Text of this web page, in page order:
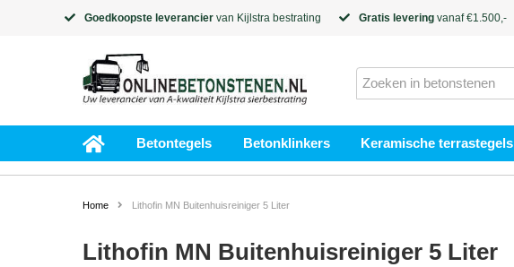
Goedkoopste leverancier van Kijlstra bestrating Gratis levering vanaf €1.500,-
Betontegels Betonklinkers Keramische terrastegels
Home Lithofin MN Buitenhuisreiniger 5 Liter
Lithofin MN Buitenhuisreiniger 5 Liter